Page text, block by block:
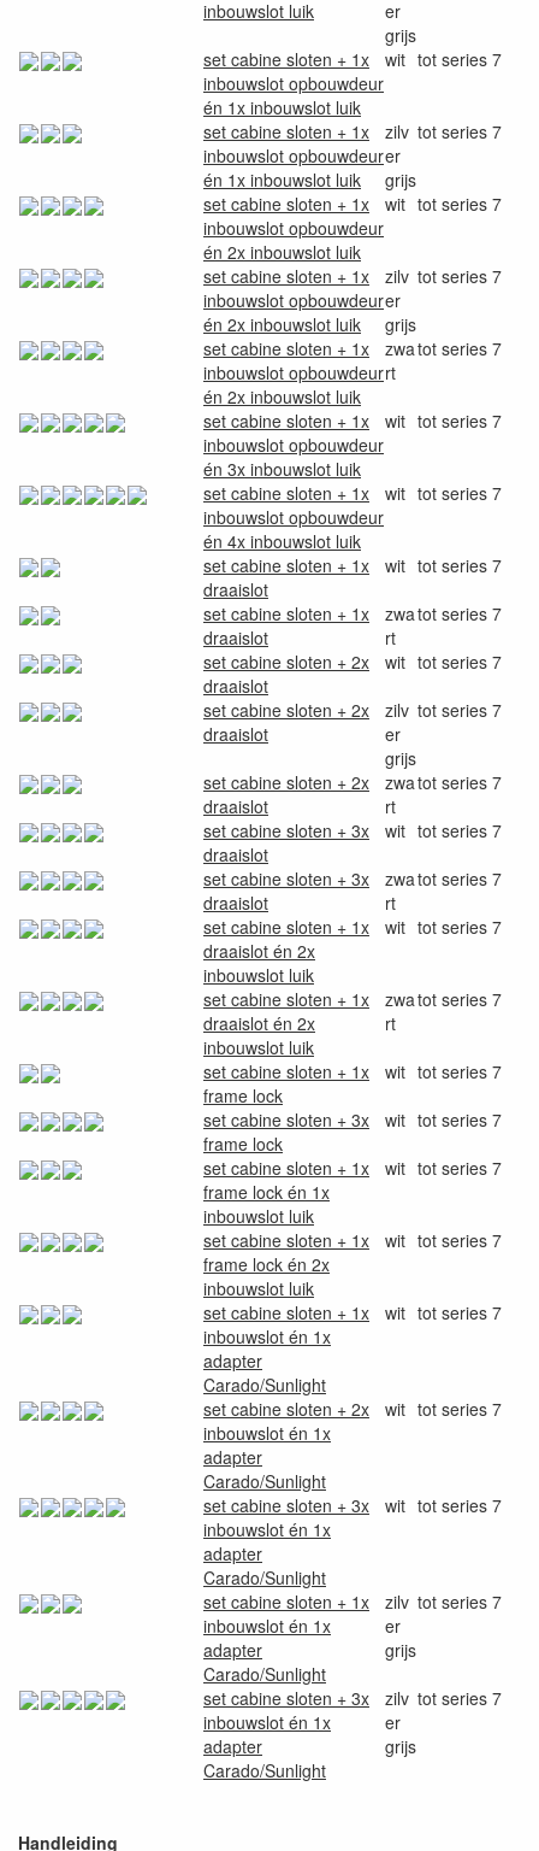
inbouwslot luik
er
grijs
set cabine sloten + 1x
inbouwslot opbouwdeur
én 1x inbouwslot luik
wit tot series 7
set cabine sloten + 1x
inbouwslot opbouwdeur
én 1x inbouwslot luik
zilv
er
grijs
tot series 7
set cabine sloten + 1x
inbouwslot opbouwdeur
én 2x inbouwslot luik
wit tot series 7
set cabine sloten + 1x
inbouwslot opbouwdeur
én 2x inbouwslot luik
zilv
er
grijs
tot series 7
set cabine sloten + 1x
inbouwslot opbouwdeur
én 2x inbouwslot luik
zwa
rt
tot series 7
set cabine sloten + 1x
inbouwslot opbouwdeur
én 3x inbouwslot luik
wit tot series 7
set cabine sloten + 1x
inbouwslot opbouwdeur
én 4x inbouwslot luik
wit tot series 7
set cabine sloten + 1x
draaislot
wit tot series 7
set cabine sloten + 1x
draaislot
zwa
rt
tot series 7
set cabine sloten + 2x
draaislot
wit tot series 7
set cabine sloten + 2x
draaislot
zilv
er
grijs
tot series 7
set cabine sloten + 2x
draaislot
zwa
rt
tot series 7
set cabine sloten + 3x
draaislot
wit tot series 7
set cabine sloten + 3x
draaislot
zwa
rt
tot series 7
set cabine sloten + 1x
draaislot én 2x
inbouwslot luik
wit tot series 7
set cabine sloten + 1x
draaislot én 2x
inbouwslot luik
zwa
rt
tot series 7
set cabine sloten + 1x
frame lock
wit tot series 7
set cabine sloten + 3x
frame lock
wit tot series 7
set cabine sloten + 1x
frame lock én 1x
inbouwslot luik
wit tot series 7
set cabine sloten + 1x
frame lock én 2x
inbouwslot luik
wit tot series 7
set cabine sloten + 1x
inbouwslot én 1x
adapter
Carado/Sunlight
wit tot series 7
set cabine sloten + 2x
inbouwslot én 1x
adapter
Carado/Sunlight
wit tot series 7
set cabine sloten + 3x
inbouwslot én 1x
adapter
Carado/Sunlight
wit tot series 7
set cabine sloten + 1x
inbouwslot én 1x
adapter
Carado/Sunlight
zilv
er
grijs
tot series 7
set cabine sloten + 3x
inbouwslot én 1x
adapter
Carado/Sunlight
zilv
er
grijs
tot series 7
Handleiding